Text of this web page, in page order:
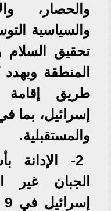
والحصار،
والسياسية
تحقيق
المنطقة
طريق إقامة
إسرائيل، بما
والمستقبلية.
2- الإدانة
الجبان